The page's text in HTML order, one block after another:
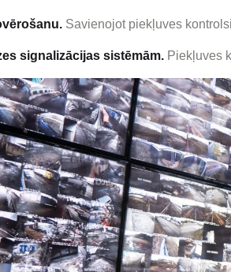
Savienojot piekļuves
signalizācijas sistēmām. Piekļuves